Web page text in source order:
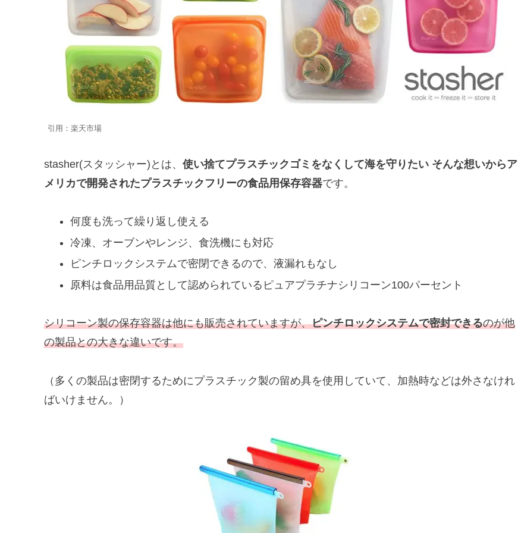
引用：楽天市場
stasher(スタッシャー)とは、 使い捨てプラスチックゴミをなくして海を守りたい そんな想いからア
メリカで開発されたプラスチックフリーの食品用保存容器です。
何度も洗って繰り返し使える
冷凍、オーブンやレンジ、食洗機にも対応
ピンチロックシステムで密閉できるので、液漏れもなし
原料は食品用品質として認められているピュアプラチナシリコーン100パーセント
シリコーン製の保存容器は他にも販売されていますが、ピンチロックシステムで密封できるのが他
の製品との大きな違いです。
（多くの製品は密閉するためにプラスチック製の留め具を使用していて、加熱時などは外さなけれ
ばいけません。）